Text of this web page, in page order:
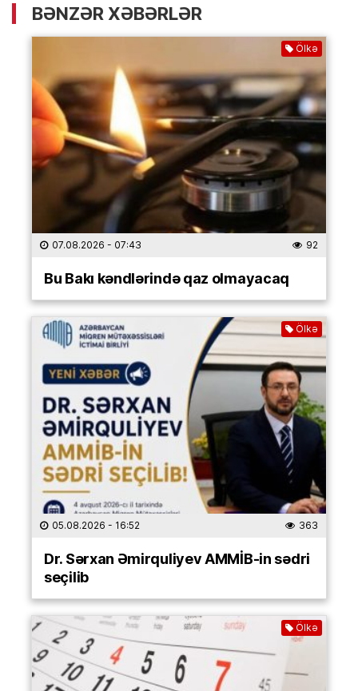
BƏNZƏR XƏBƏRLƏR
Ölkə
07.08.2026 - 07:43 92
Bu Bakı kəndlərində qaz olmayacaq
Ölkə
05.08.2026 - 16:52 363
Dr. Sərxan Əmirquliyev AMMİB-in sədri
seçilib
Ölkə